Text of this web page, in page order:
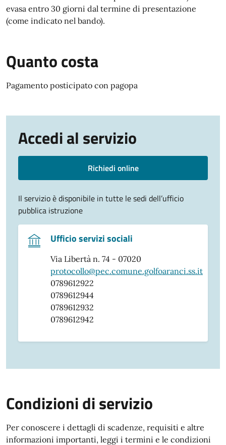
evasa entro 30 giorni dal termine di presentazione
(come indicato nel bando).
Quanto costa
Pagamento posticipato con pagopa
Accedi al servizio
Richiedi online
Il servizio è disponibile in tutte le sedi dell’ufficio
pubblica istruzione
Ufficio servizi sociali
Via Libertà n. 74 - 07020
protocollo@pec.comune.golfoaranci.ss.it
0789612922
0789612944
0789612932
0789612942
Condizioni di servizio
Per conoscere i dettagli di scadenze, requisiti e altre
informazioni importanti, leggi i termini e le condizioni